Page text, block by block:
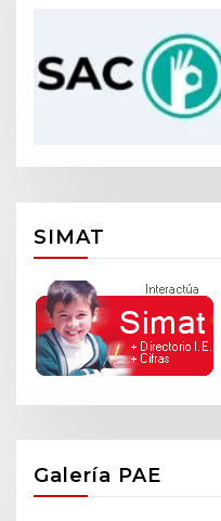
SIMAT
Galería PAE